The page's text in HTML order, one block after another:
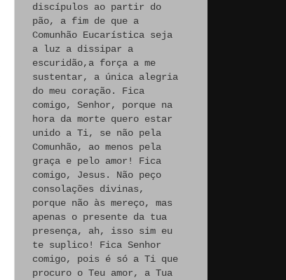
discípulos ao partir do
pão, a fim de que a
Comunhão Eucarística seja
a luz a dissipar a
escuridão,a força a me
sustentar, a única alegria
do meu coração. Fica
comigo, Senhor, porque na
hora da morte quero estar
unido a Ti, se não pela
Comunhão, ao menos pela
graça e pelo amor! Fica
comigo, Jesus. Não peço
consolações divinas,
porque não às mereço, mas
apenas o presente da tua
presença, ah, isso sim eu
te suplico! Fica Senhor
comigo, pois é só a Ti que
procuro o Teu amor, a Tua